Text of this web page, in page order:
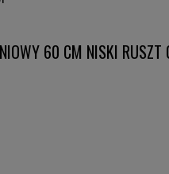
60 CM NISKI RUSZT